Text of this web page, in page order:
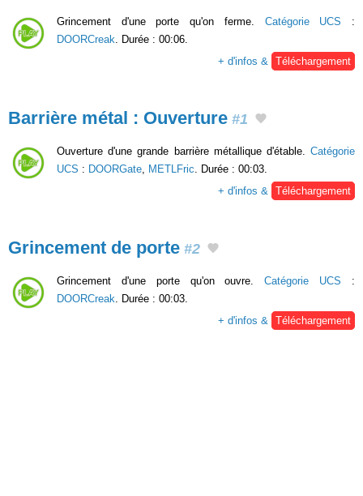
Grincement d'une porte qu'on ferme. Catégorie UCS :
DOORCreak. Durée : 00:06.
+ d'infos & Téléchargement
Barrière métal : Ouverture #1
Ouverture d'une grande barrière métallique d'étable. Catégorie
UCS : DOORGate METLFric . Durée : 00:03.
+ d'infos &
Téléchargement
Grincement de porte #2
Grincement d'une porte qu'on ouvre.Catégorie UCS :
DOORCreak . Durée : 00:03.
+ d'infos &
Téléchargement